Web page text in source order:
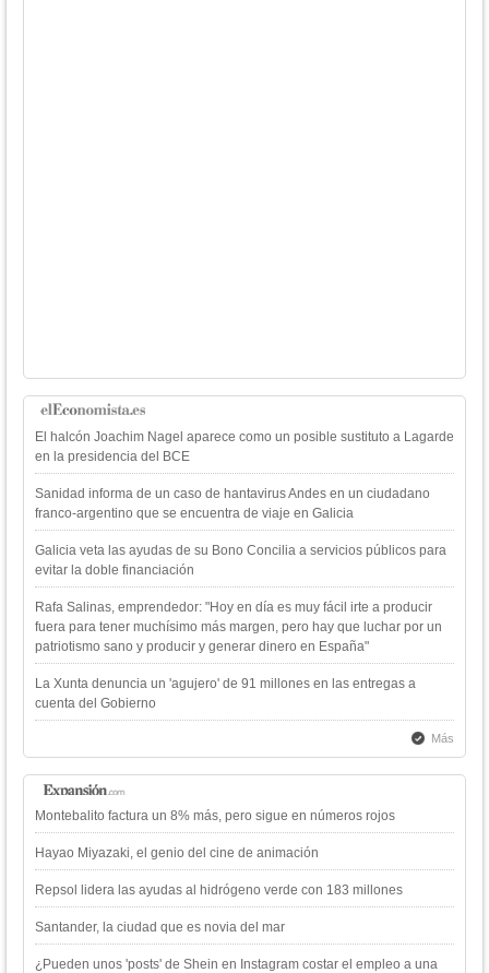
El halcón Joachim Nagel aparece como un posible sustituto a Lagarde
en la presidencia del BCE
Sanidad informa de un caso de hantavirus Andes en un ciudadano
franco-argentino que se encuentra de viaje en Galicia
Galicia veta las ayudas de su Bono Concilia a servicios públicos para
evitar la doble financiación
Rafa Salinas, emprendedor: "Hoy en día es muy fácil irte a producir
fuera para tener muchísimo más margen, pero hay que luchar por un
patriotismo sano y producir y generar dinero en España"
La Xunta denuncia un 'agujero' de 91 millones en las entregas a
cuenta del Gobierno
Más
Montebalito factura un 8% más, pero sigue en números rojos
Hayao Miyazaki, el genio del cine de animación
Repsol lidera las ayudas al hidrógeno verde con 183 millones
Santander, la ciudad que es novia del mar
¿Pueden unos 'posts' de Shein en Instagram costar el empleo a una